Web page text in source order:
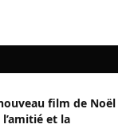
film de Noël
et la